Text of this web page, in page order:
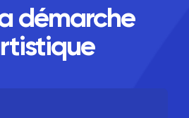
démarche